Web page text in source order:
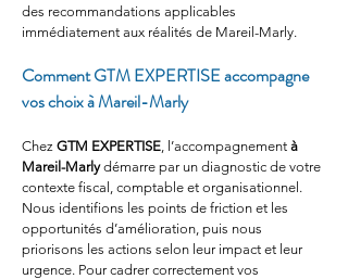
des recommandations applicables
immédiatement aux réalités de Mareil-Marly.
Comment GTM EXPERTISE accompagne
vos choix à Mareil-Marly
Chez GTM EXPERTISE, l’accompagnement à
Mareil-Marly démarre par un diagnostic de votre
contexte fiscal, comptable et organisationnel.
Nous identifions les points de friction et les
opportunités d’amélioration, puis nous
priorisons les actions selon leur impact et leur
urgence. Pour cadrer correctement vos